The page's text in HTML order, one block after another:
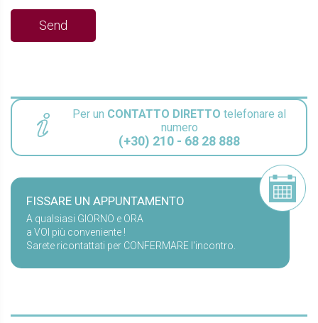
Per un CONTATTO DIRETTOtelefonare al
numero
(+30) 210 - 68 28 888
FISSARE UN APPUNTAMENTO
A qualsiasi GIORNO e ORA
a VOI più conveniente !
Sarete ricontattati per CONFERMARE l'incontro.